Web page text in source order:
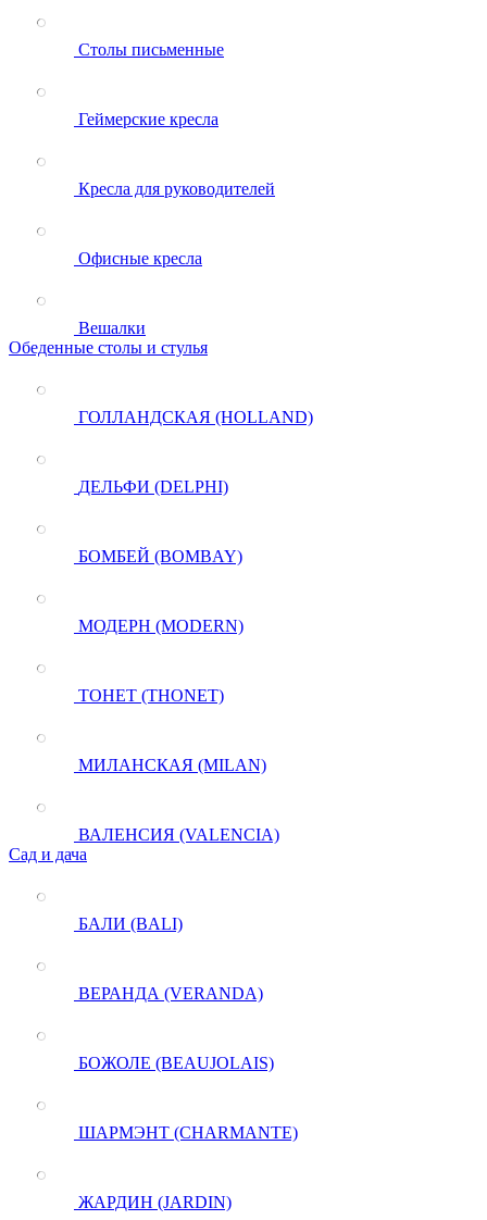
Столы письменные
Геймерские кресла
Кресла для руководителей
Офисные кресла
Вешалки
Обеденные столы и стулья
ГОЛЛАНДСКАЯ (HOLLAND)
ДЕЛЬФИ (DELPHI)
БОМБЕЙ (BOMBAY)
МОДЕРН (MODERN)
ТОНЕТ (THONET)
МИЛАНСКАЯ (MILAN)
ВАЛЕНСИЯ (VALENCIA)
Сад и дача
БАЛИ (BALI)
ВЕРАНДА (VERANDA)
БОЖОЛЕ (BEAUJOLAIS)
ШАРМЭНТ (CHARMANTE)
ЖАРДИН (JARDIN)